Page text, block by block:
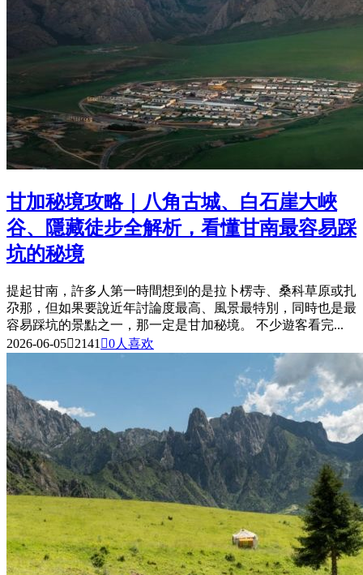
甘加秘境攻略｜八角古城、白石崖大峽
谷、隱藏徒步全解析，看懂甘南最容易踩
坑的秘境
提起甘南，許多人第一時間想到的是拉卜楞寺、桑科草原或扎
尕那，但如果要說近年討論度最高、風景最特別，同時也是最
容易踩坑的景點之一，那一定是甘加秘境。 不少遊客看完...
2026-06-052141 0人喜欢